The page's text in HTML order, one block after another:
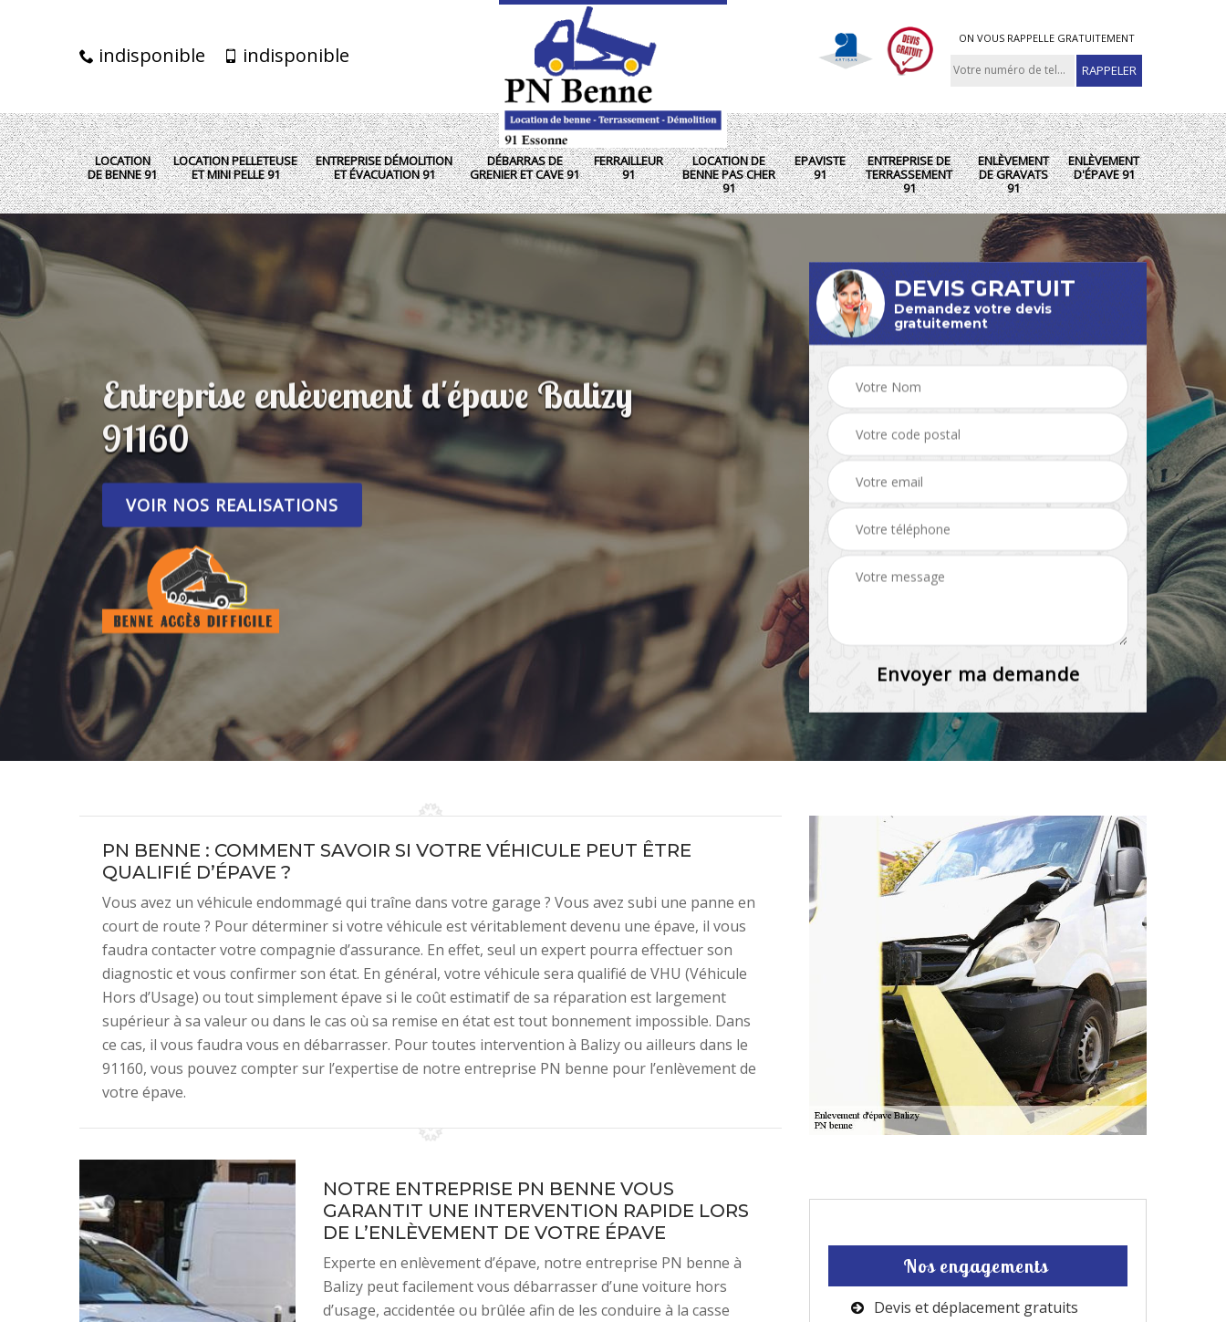
indisponible indisponible
ON VOUS RAPPELLE GRATUITEMENT
LOCATION
DE BENNE 91
LOCATION PELLETEUSE
ET MINI PELLE 91
ENTREPRISE DÉMOLITION
ET ÉVACUATION 91
DÉBARRAS DE
GRENIER ET CAVE 91
FERRAILLEUR
91
LOCATION DE
BENNE PAS CHER
91
EPAVISTE
91
ENTREPRISE DE
TERRASSEMENT
91
ENLÈVEMENT
DE GRAVATS
91
ENLÈVEMENT
D'ÉPAVE 91
Entreprise enlèvement d'épave Balizy
91160
VOIR NOS REALISATIONS
DEVIS GRATUIT
Demandez votre devis
gratuitement
PN BENNE : COMMENT SAVOIR SI VOTRE VÉHICULE PEUT ÊTRE
QUALIFIÉ D’ÉPAVE ?
Vous avez un véhicule endommagé qui traîne dans votre garage ? Vous avez subi une panne en
court de route ? Pour déterminer si votre véhicule est véritablement devenu une épave, il vous
faudra contacter votre compagnie d’assurance. En effet, seul un expert pourra effectuer son
diagnostic et vous confirmer son état. En général, votre véhicule sera qualifié de VHU (Véhicule
Hors d’Usage) ou tout simplement épave si le coût estimatif de sa réparation est largement
supérieur à sa valeur ou dans le cas où sa remise en état est tout bonnement impossible. Dans
ce cas, il vous faudra vous en débarrasser. Pour toutes intervention à Balizy ou ailleurs dans le
91160, vous pouvez compter sur l’expertise de notre entreprise PN benne pour l’enlèvement de
votre épave.
NOTRE ENTREPRISE PN BENNE VOUS
GARANTIT UNE INTERVENTION RAPIDE LORS
DE L’ENLÈVEMENT DE VOTRE ÉPAVE
Experte en enlèvement d’épave, notre entreprise PN benne à
Balizy peut facilement vous débarrasser d’une voiture hors
d’usage, accidentée ou brûlée afin de les conduire à la casse
Nos engagements
Devis et déplacement gratuits